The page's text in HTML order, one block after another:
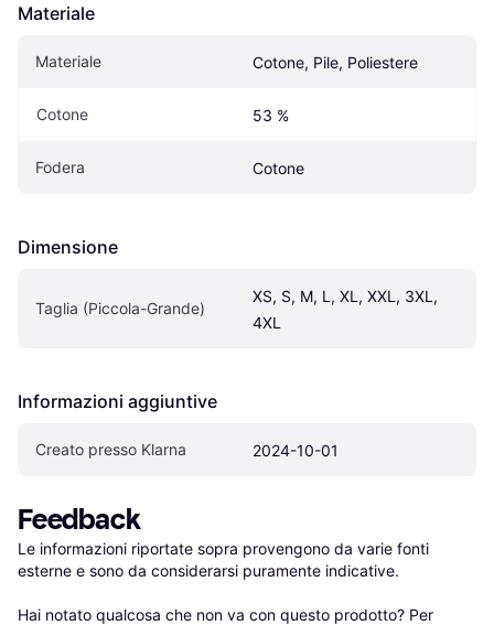
Materiale
Materiale Cotone, Pile, Poliestere
Cotone 53 %
Fodera Cotone
Dimensione
Taglia (Piccola-Grande)
XS, S, M, L, XL, XXL, 3XL,
4XL
Informazioni aggiuntive
Creato presso Klarna 2024-10-01
Feedback
Le informazioni riportate sopra provengono da varie fonti
esterne e sono da considerarsi puramente indicative.
Hai notato qualcosa che non va con questo prodotto? Per